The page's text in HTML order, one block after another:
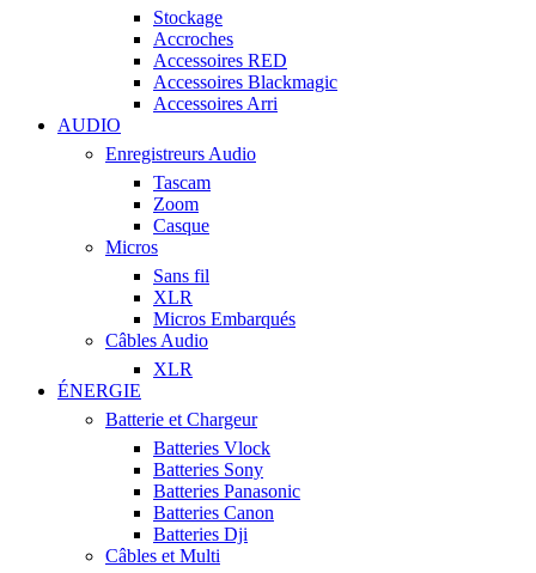
Stockage
Accroches
Accessoires RED
Accessoires Blackmagic
Accessoires Arri
AUDIO
Enregistreurs Audio
Tascam
Zoom
Casque
Micros
Sans fil
XLR
Micros Embarqués
Câbles Audio
XLR
ÉNERGIE
Batterie et Chargeur
Batteries Vlock
Batteries Sony
Batteries Panasonic
Batteries Canon
Batteries Dji
Câbles et Multi